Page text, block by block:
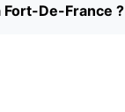
Fort-De-France ?